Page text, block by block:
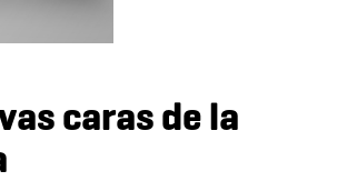
caras de la